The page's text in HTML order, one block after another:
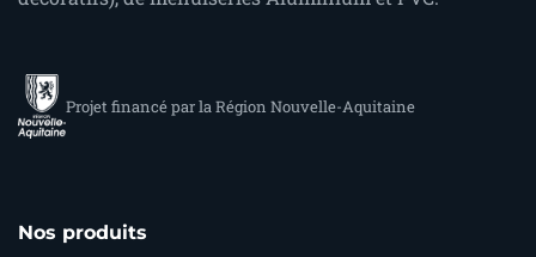
Projet financé par la Région Nouvelle-Aquitaine
Nos produits